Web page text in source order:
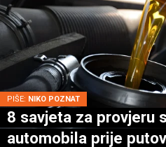
PIŠE: NIKO POZNAT
8 savjeta za provjeru
automobila prije